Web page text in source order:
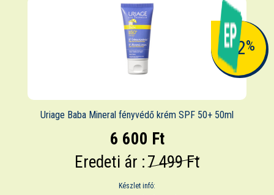
-12%
Uriage Baba Mineral fényvédő krém SPF 50+ 50ml
6 600 Ft
Eredeti ár :7 499 Ft
Készlet infó: